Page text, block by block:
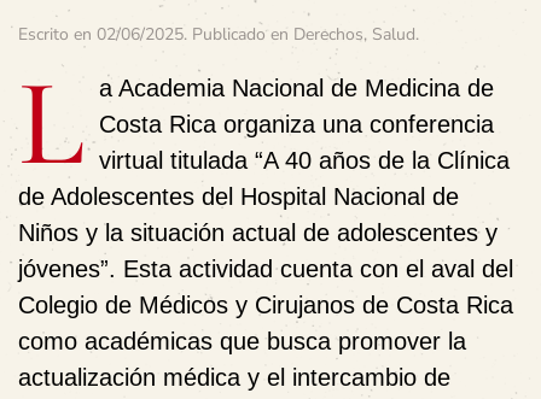
Escrito en 02/06/2025. Publicado en Derechos, Salud.
L a Academia Nacional de Medicina de
Costa Rica organiza una conferencia
virtual titulada “A 40 años de la Clínica
de Adolescentes del Hospital Nacional de
Niños y la situación actual de adolescentes y
jóvenes”. Esta actividad cuenta con el aval del
Colegio de Médicos y Cirujanos de Costa Rica
como académicas que busca promover la
actualización médica y el intercambio de